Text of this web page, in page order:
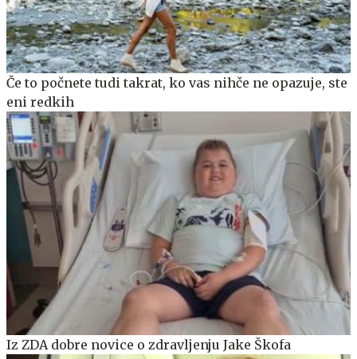
Če to počnete tudi takrat, ko vas nihče ne opazuje, ste
eni redkih
Iz ZDA dobre novice o zdravljenju Jake Škofa